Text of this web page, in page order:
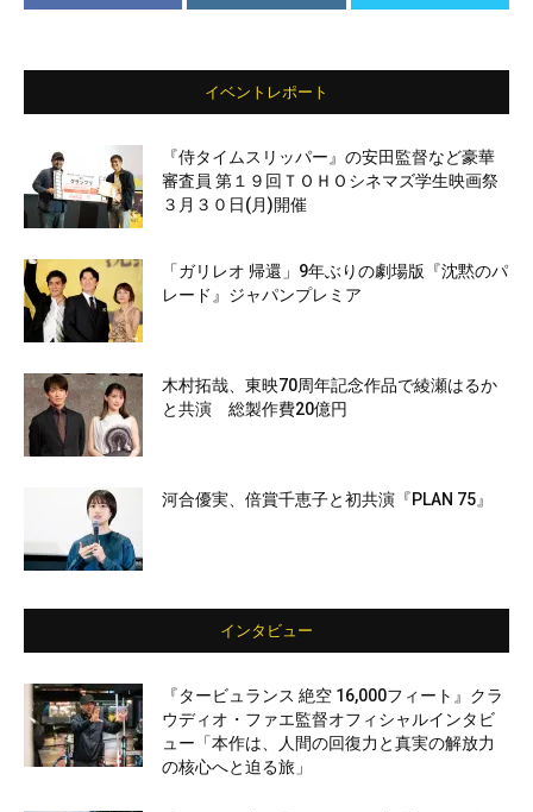
イベントレポート
『侍タイムスリッパー』の安田監督など豪華
審査員 第１９回ＴＯＨＯシネマズ学生映画祭
３月３０日(月)開催
「ガリレオ 帰還」9年ぶりの劇場版『沈黙のパ
レード』ジャパンプレミア
木村拓哉、東映70周年記念作品で綾瀬はるか
と共演 総製作費20億円
河合優実、倍賞千恵子と初共演『PLAN 75』
インタビュー
『タービュランス 絶空 16,000フィート』クラ
ウディオ・ファエ監督オフィシャルインタビ
ュー「本作は、人間の回復力と真実の解放力
の核心へと迫る旅」